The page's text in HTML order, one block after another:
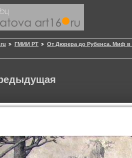
ГМИИ РТ
От Дюрера до Рубенса. Миф в